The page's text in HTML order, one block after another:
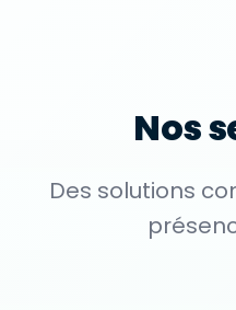
Nos
Des solutions